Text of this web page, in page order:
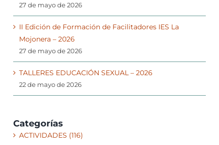
27 de mayo de 2026
II Edición de Formación de Facilitadores IES La
Mojonera – 2026
27 de mayo de 2026
TALLERES EDUCACIÓN SEXUAL – 2026
22 de mayo de 2026
Categorías
ACTIVIDADES (116)